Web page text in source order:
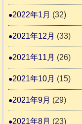
2022年1月 (32)
2021年12月 (33)
2021年11月 (26)
2021年10月 (15)
2021年9月 (29)
2021年8月 (23)